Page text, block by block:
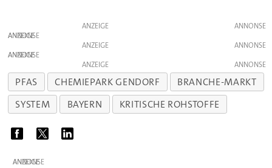
ANZEIGE
ANZEIGE
ANZEIGE
ANZEIGE
ANZEIGE
PFAS CHEMIEPARK GENDORF
BRANCHE-MARKT
SYSTEM
BAYERN KRITISCHE ROHSTOFFE
ANZEIGE